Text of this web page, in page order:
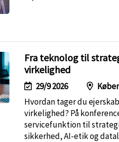
Fra teknolog til
virkelighed
29/9 2026
Hvordan tager du
virkelighed? På
servicefunktion til
sikkerhed, AI-etik og